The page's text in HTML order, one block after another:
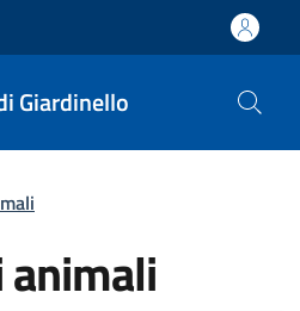
Giardinello
animali